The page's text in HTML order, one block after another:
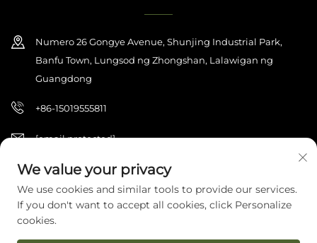
Numero 26 Gongye Avenue, Shunjing Industrial Park,
Banfu Town, Lungsod ng Zhongshan, Lalawigan ng
Guangdong
+86-15019555811
[email protected]
Copyright © 2026 Zhongshan Haijilun Cultural And Educational
Product Co., Ltd. Nakareserba ang lahat ng karapatan. Patakaran sa
We value your privacy
We use cookies and similar tools to provide our services.
If you don't want to accept all cookies, click Personalize
cookies.